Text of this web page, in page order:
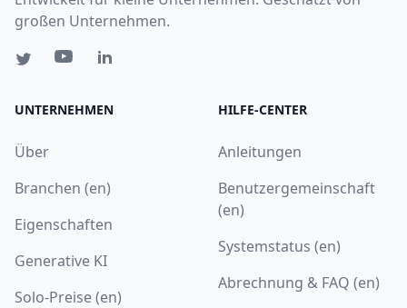
großen Unternehmen.
UNTERNEHMEN
Über
Branchen (en)
Eigenschaften
Generative KI
Solo-Preise (en)
HILFE-CENTER
Anleitungen
Benutzergemeinschaft
(en)
Systemstatus (en)
Abrechnung & FAQ (en)